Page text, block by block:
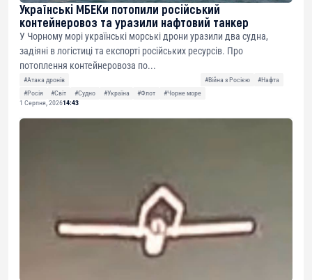
Українські МБЕКи потопили російський
контейнеровоз та уразили нафтовий танкер
У Чорному морі українські морські дрони уразили два судна,
задіяні в логістиці та експорті російських ресурсів. Про
потоплення контейнеровоза по...
#Атака дронів #Війна з Росією
#Нафта
#Росія
#Світ #Судно #Україна #Флот
#Чорне море
1 Серпня, 202614:43